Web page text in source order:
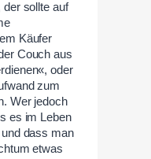
der sollte auf
Käufer
Couch aus
oder
zum
Wer jedoch
es im Leben
dass man
etwas